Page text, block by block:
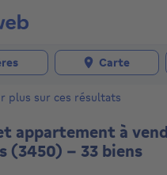
Carte
plus sur ces résultats
appartement à
(3450) - 33 biens